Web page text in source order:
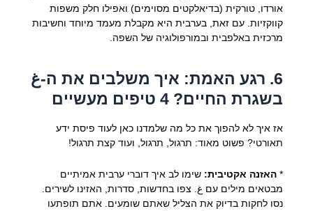
אורדו, טורקית (בדיאלקטים מסוימים) ואפילו חלק משפות
קווקזיות. עם זאת, בערבית היא מקבלת מעמד מיוחד וחשיבות
מרכזית באלפבית ובמורפולוגיה של השפה.
6. רגע האמת: איך משלבים את ה-غ
בשגרת החיים? 4 טיפים מעשיים
אז איך לא להפוך את כל מה שלמדנו כאן לעוד פיסת ידע
תאורטי? פשוט מאוד: תרגול, תרגול, ועוד קצת תרגול!
* האזנה אקטיבית: שימו לב איך דוברי ערבית אמיתיים
מבטאים מילים עם غ. צפו בחדשות, סדרות, האזינו לשירים.
נסו לחקות בדיוק את הצליל שאתם שומעים. אתם תופתעו